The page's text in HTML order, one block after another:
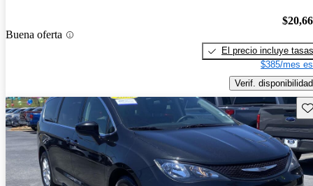
Buena oferta
El precio incluye tasas
$385/mes
Verif. disponibilidad